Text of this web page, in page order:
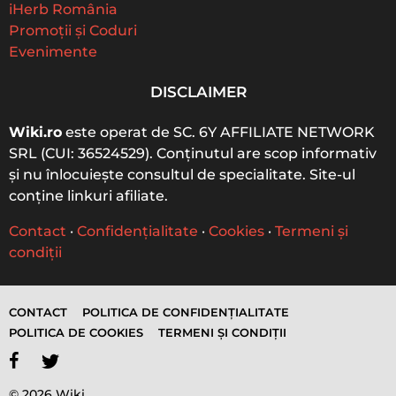
iHerb România
Promoții și Coduri
Evenimente
DISCLAIMER
Wiki.ro este operat de SC. 6Y AFFILIATE NETWORK
SRL (CUI: 36524529). Conținutul are scop informativ
și nu înlocuiește consultul de specialitate. Site-ul
conține linkuri afiliate.
Contact · Confidențialitate · Cookies · Termeni și
condiții
CONTACT
POLITICA DE CONFIDENȚIALITATE
POLITICA DE COOKIES
TERMENI ȘI CONDIȚII